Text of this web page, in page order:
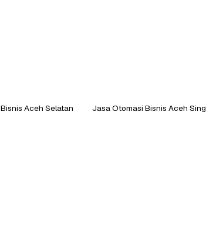
Aceh Selatan
Jasa Otomasi Bisnis Aceh